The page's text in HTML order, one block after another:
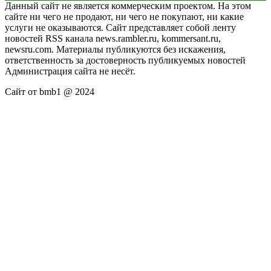
Данный сайт не является коммерческим проектом. На этом
сайте ни чего не продают, ни чего не покупают, ни какие
услуги не оказываются. Сайт представляет собой ленту
новостей RSS канала news.rambler.ru, kommersant.ru,
newsru.com. Материалы публикуются без искажения,
ответственность за достоверность публикуемых новостей
Администрация сайта не несёт.
Сайт от bmb1 @ 2024